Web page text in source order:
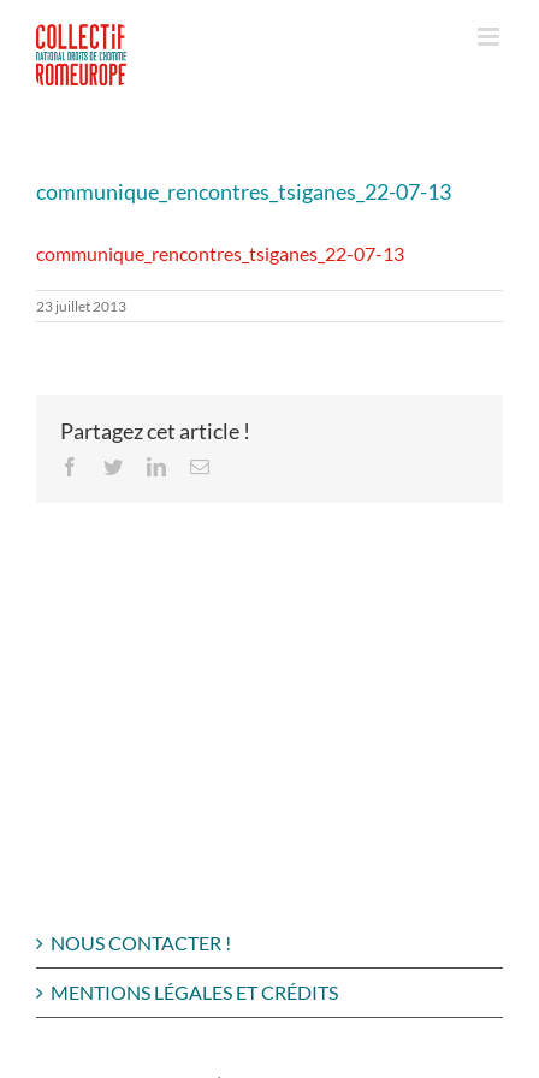
contenu
communique_rencontres_tsiganes_22-07-13
communique_rencontres_tsiganes_22-07-13
23 juillet 2013
Partagez cet article !
Facebook
TwitterLinkedInEmail
NOUS CONTACTER !
MENTIONS LÉGALES ET CRÉDITS